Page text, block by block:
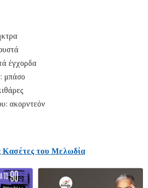
έγχορδα
μπάσο
ακορντεόν
Κασέτες του Μελωδία